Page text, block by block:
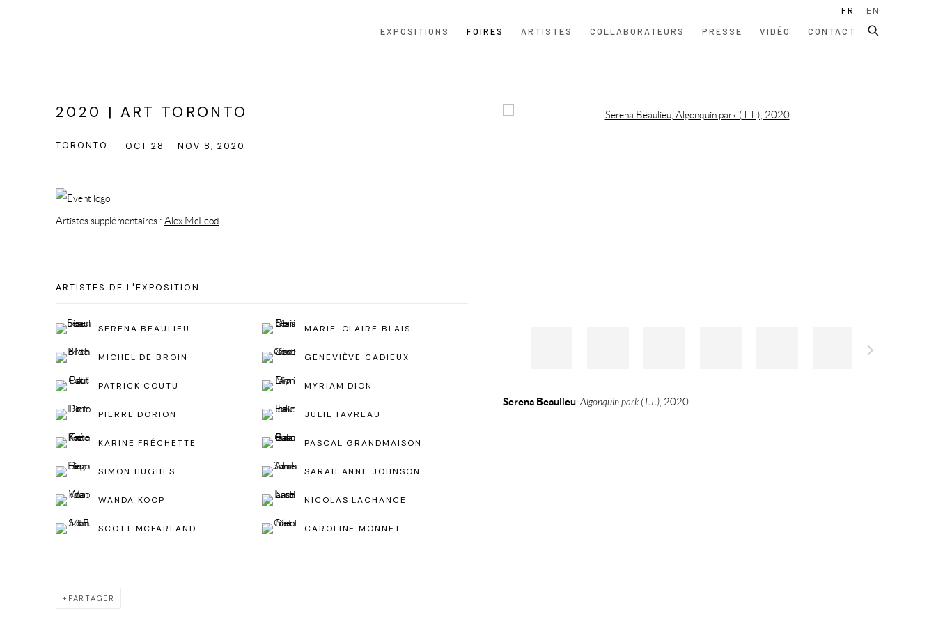
EXPOSITIONS FOIRES ARTISTES COLLABORATEURS PRESSE VIDÉO CONTACT
FR EN
2020 | ART TORONTO
TORONTO OCT 28 - NOV 8, 2020
Open a larger version of the following image in a popup:
Serena Beaulieu Algonquin park (T.T.) , 2020
Artistes supplémentaires : Alex McLeod
ARTISTES DE L'EXPOSITION
SERENA BEAULIEU MARIE-CLAIRE BLAIS
MICHEL DE BROIN GENEVIÈVE CADIEUX
PATRICK COUTU MYRIAM DION
PIERRE DORION JULIE FAVREAU
KARINE FRÉCHETTE PASCAL GRANDMAISON
SIMON HUGHES SARAH ANNE JOHNSON
WANDA KOOP NICOLAS LACHANCE
SCOTT MCFARLAND CAROLINE MONNET
PARTAGER